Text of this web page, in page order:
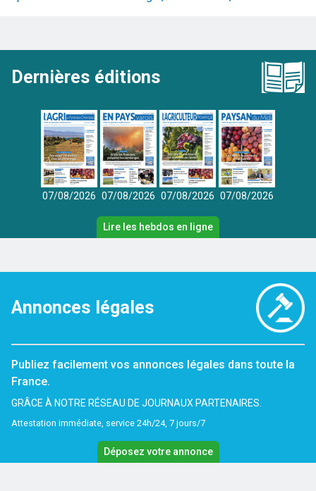
Dernières éditions
07/08/2026 07/08/2026 07/08/2026 07/08/2026
Lire les hebdos en ligne
Annonces légales
Publiez facilement vos annonces légales dans toute la
France.
GRÂCE À NOTRE RÉSEAU DE JOURNAUX PARTENAIRES.
Attestation immédiate, service 24h/24, 7 jours/7
Déposez votre annonce